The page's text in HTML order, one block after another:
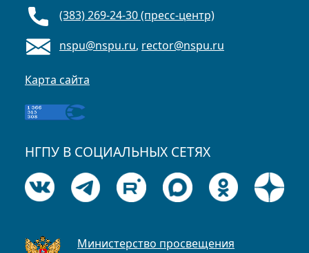
(383) 269-24-30 (пресс-центр)
nspu@nspu.ru, rector@nspu.ru
Карта сайта
НГПУ В СОЦИАЛЬНЫХ СЕТЯХ
Министерство просвещения